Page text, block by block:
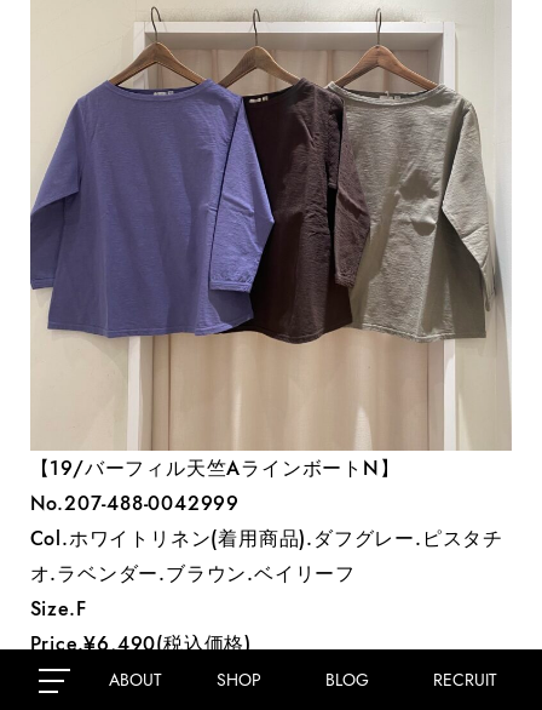
ABOUT SHOP BLOG RECRUIT
【19/バーフィル天竺AラインボートN】
No.207-488-0042999
Col.ホワイトリネン(着用商品).ダフグレー.ピスタチ
オ.ラベンダー.ブラウン.ベイリーフ
Size.F
Price.¥6,490(税込価格)